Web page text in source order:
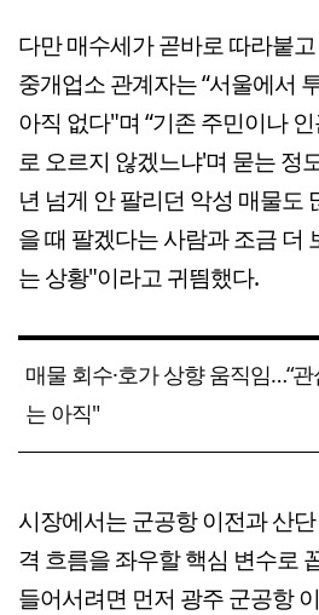
다만 매수세가 곧바로 따라붙
중개업소 관계자는 “서울에서
아직 없다"며 “기존 주민이나
로 오르지 않겠느냐'며 묻는 정
년 넘게 안 팔리던 악성 매물도
을 때 팔겠다는 사람과 조금 더
는 상황"이라고 귀띔했다.
매물 회수·호가 상향 움직임…“
는 아직"
시장에서는 군공항 이전과 산
격 흐름을 좌우할 핵심 변수로
들어서려면 먼저 광주 군공항